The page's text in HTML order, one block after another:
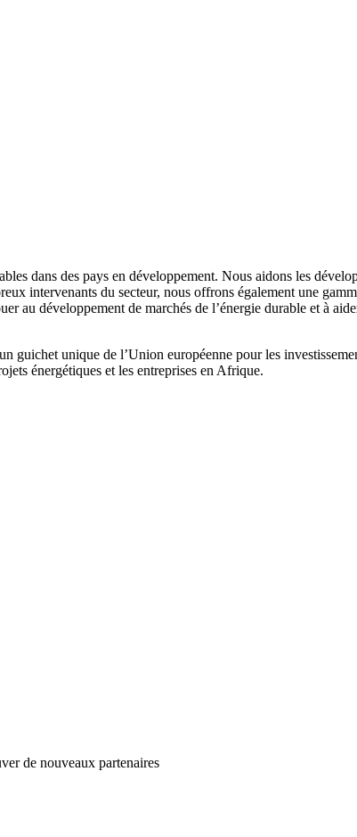
dans des pays en développement. Nous aidons les
intervenants du secteur, nous offrons également une
au développement de marchés de l’énergie durable et à
guichet unique de l’Union européenne pour les
énergétiques et les entreprises en Afrique.
de nouveaux partenaires